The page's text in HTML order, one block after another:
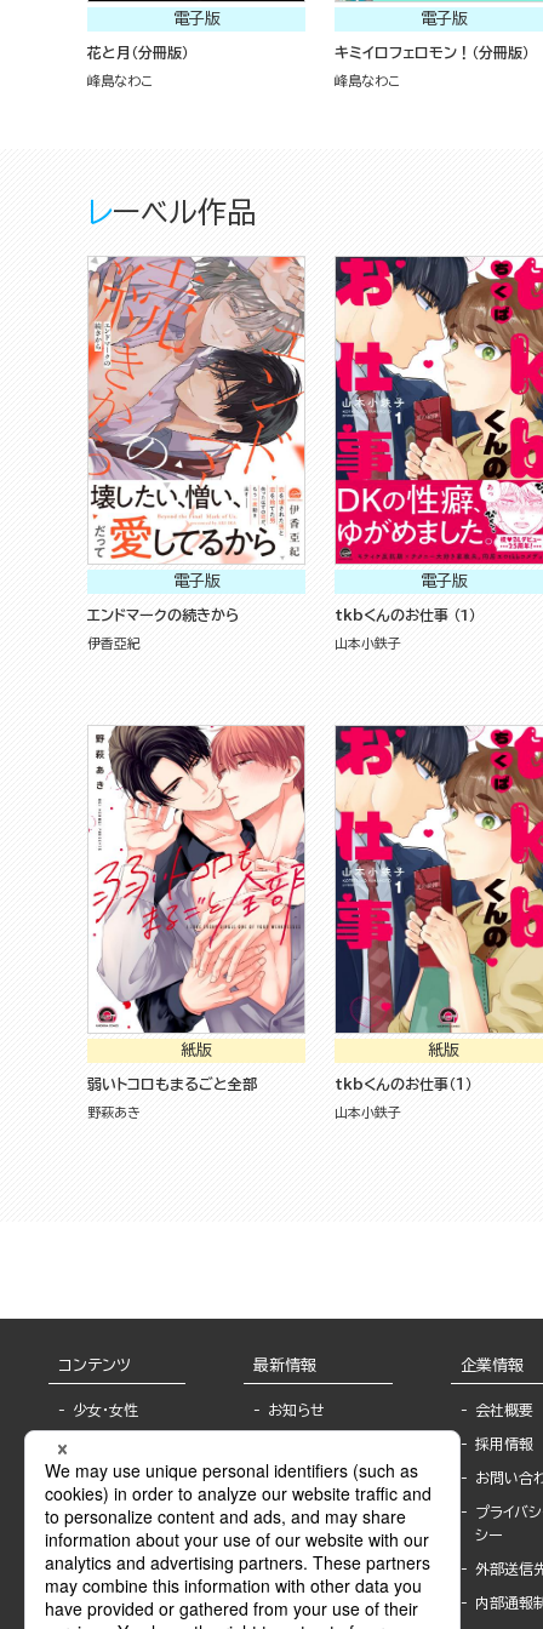
電子版
花と月（分冊版）
峰島なわこ
電子版
キミイロフェロモン！（分冊版）
峰島なわこ
レーベル作品
電子版
エンドマークの続きから
伊香亞紀
電子版
tkbくんのお仕事 （1）
山本小鉄子
紙版
弱いトコロもまるごと全部
野萩あき
紙版
tkbくんのお仕事（１）
山本小鉄子
コンテンツ
少女・女性
BL
ライトノベル
青年・一般
グラビア・写真
最新情報
お知らせ
報
書店様へ
海外ライセンシー
公式SNSアカウ
ント
作家一覧
企業情報
会社概要
採用情報
お問い合
プライバ
シー
外部送信
内部通報